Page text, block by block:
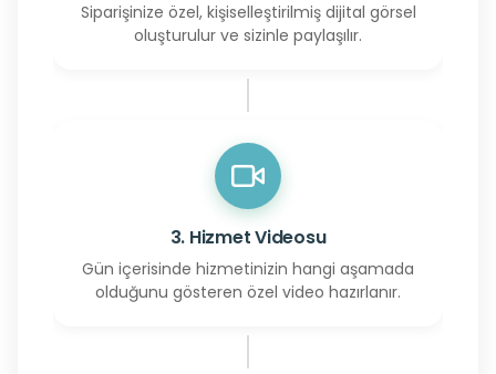
Siparişinize özel, kişiselleştirilmiş dijital görsel
oluşturulur ve sizinle paylaşılır.
3. Hizmet Videosu
Gün içerisinde hizmetinizin hangi aşamada
olduğunu gösteren özel video hazırlanır.